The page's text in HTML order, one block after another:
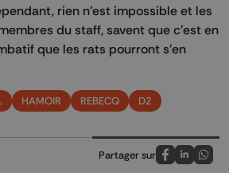
rien n'est impossible et les
du staff, savent que c'est en
que les rats pourront s'en
HAMOIR REBECQ D2
Partager sur
Partagez sur
Partagez